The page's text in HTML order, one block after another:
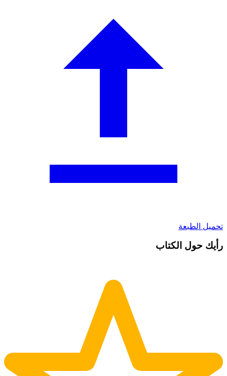
تحميل الطبعة
رأيك حول الكتاب